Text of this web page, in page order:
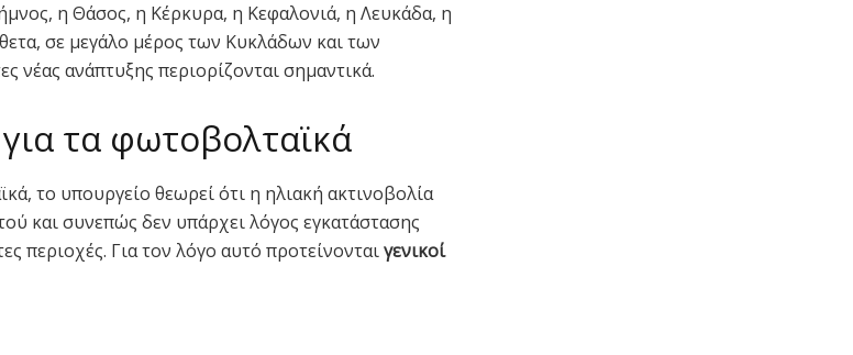
η Θάσος, η Κέρκυρα, η Κεφαλονιά, η Λευκάδα, η
σε μεγάλο μέρος των Κυκλάδων και των
νέας ανάπτυξης περιορίζονται σημαντικά.
τα φωτοβολταϊκά
το υπουργείο θεωρεί ότι η ηλιακή ακτινοβολία
και συνεπώς δεν υπάρχει λόγος εγκατάστασης
περιοχές. Για τον λόγο αυτό προτείνονταιγενικοί